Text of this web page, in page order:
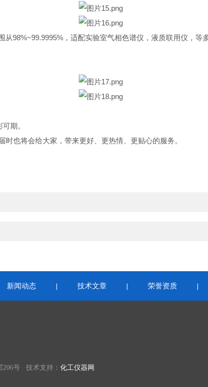
98%~99.9995%，适配实验室气相色谱仪，液质联用仪，等多
期。
时也将会给大家，带来更好、更热情、更贴心的服务。
新闻动态 | 技术文章 | 荣誉资质 |
206号 技术支持： 化工仪器网